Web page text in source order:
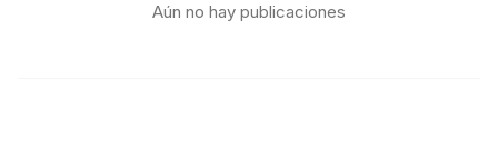
Aún no hay publicaciones